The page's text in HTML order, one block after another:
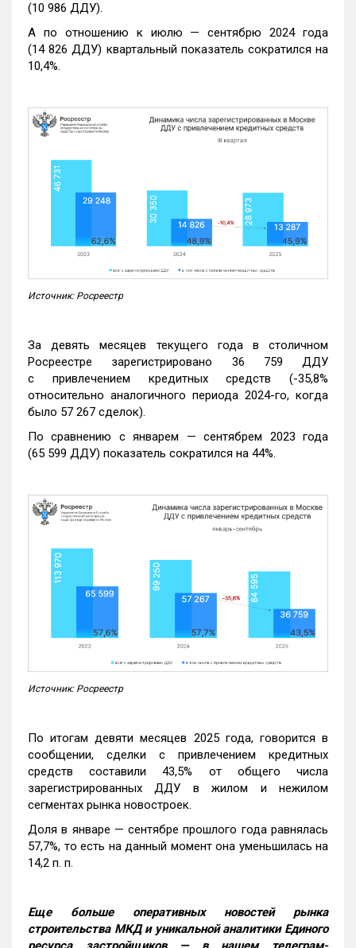
(10 986 ДДУ).
А по отношению к июлю — сентябрю 2024 года
(14 826 ДДУ) квартальный показатель сократился на
10,4%.
Источник: Росреестр
За девять месяцев текущего года в столичном
Росреестре зарегистрировано 36 759 ДДУ
с привлечением кредитных средств (-35,8%
относительно аналогичного периода 2024-го, когда
было 57 267 сделок).
По сравнению с январем — сентябрем 2023 года
(65 599 ДДУ) показатель сократился на 44%.
Источник: Росреестр
По итогам девяти месяцев 2025 года, говорится в
сообщении, сделки с привлечением кредитных
средств составили 43,5% от общего числа
зарегистрированных ДДУ в жилом и нежилом
сегментах рынка новостроек.
Доля в январе — сентябре прошлого года равнялась
57,7%, то есть на данный момент она уменьшилась на
14,2 п. п.
Еще больше оперативных новостей рынка
строительства МКД и уникальной аналитики Единого